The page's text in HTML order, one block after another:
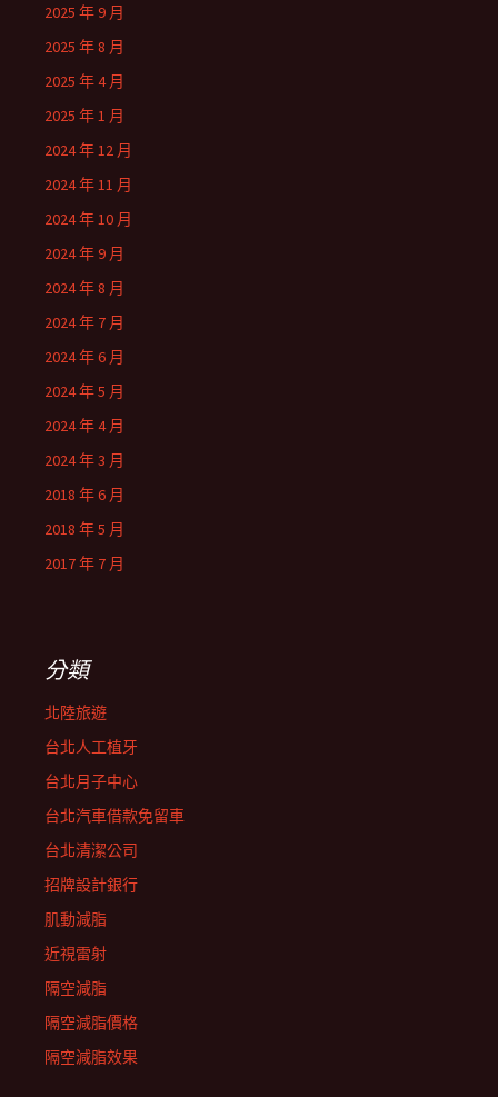
2025 年 9 月
2025 年 8 月
2025 年 4 月
2025 年 1 月
2024 年 12 月
2024 年 11 月
2024 年 10 月
2024 年 9 月
2024 年 8 月
2024 年 7 月
2024 年 6 月
2024 年 5 月
2024 年 4 月
2024 年 3 月
2018 年 6 月
2018 年 5 月
2017 年 7 月
分類
北陸旅遊
台北人工植牙
台北月子中心
台北汽車借款免留車
台北清潔公司
招牌設計銀行
肌動減脂
近視雷射
隔空減脂
隔空減脂價格
隔空減脂效果